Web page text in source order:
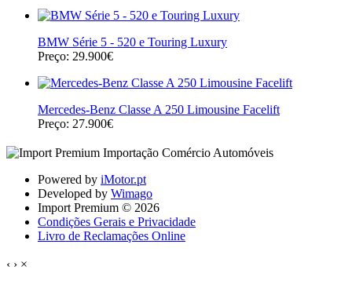
BMW Série 5 - 520 e Touring Luxury
Preço: 29.900€
Mercedes-Benz Classe A 250 Limousine Facelift
Preço: 27.900€
Powered by iMotor.pt
Developed by Wimago
Import Premium © 2026
Condições Gerais e Privacidade
Livro de Reclamações Online
‹ › ×